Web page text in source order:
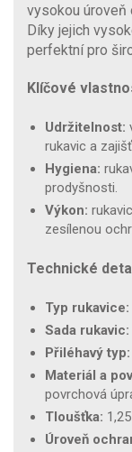
vysokou úroveň
Díky jejich
perfektní pro
Klíčové
Udržitelnost:
rukavic a
Hygiena:
prodyšnosti.
Výkon:
zesílenou
Technické
Typ rukavice:
Sada rukavic:
Přiléhavý typ:
Materiál a
povrchová
Tloušťka:
Úroveň